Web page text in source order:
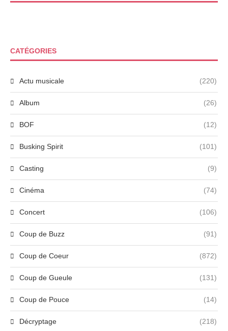
CATÉGORIES
Actu musicale (220)
Album (26)
BOF (12)
Busking Spirit (101)
Casting (9)
Cinéma (74)
Concert (106)
Coup de Buzz (91)
Coup de Coeur (872)
Coup de Gueule (131)
Coup de Pouce (14)
Décryptage (218)